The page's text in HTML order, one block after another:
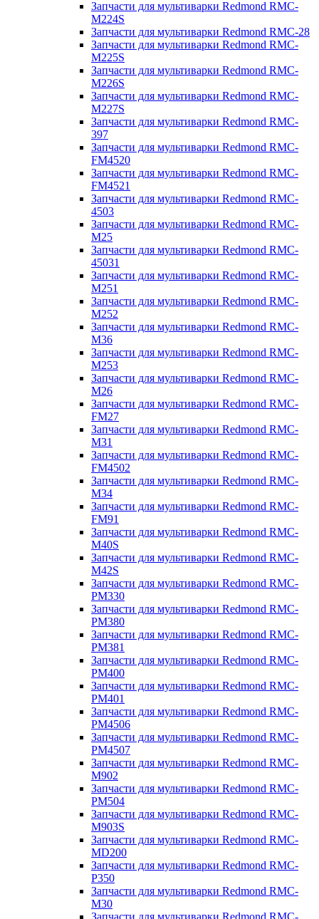
Запчасти для мультиварки Redmond RMC-
M224S
Запчасти для мультиварки Redmond RMC-28
Запчасти для мультиварки Redmond RMC-
M225S
Запчасти для мультиварки Redmond RMC-
M226S
Запчасти для мультиварки Redmond RMC-
M227S
Запчасти для мультиварки Redmond RMC-
397
Запчасти для мультиварки Redmond RMC-
FM4520
Запчасти для мультиварки Redmond RMC-
FM4521
Запчасти для мультиварки Redmond RMC-
4503
Запчасти для мультиварки Redmond RMC-
M25
Запчасти для мультиварки Redmond RMC-
45031
Запчасти для мультиварки Redmond RMC-
M251
Запчасти для мультиварки Redmond RMC-
M252
Запчасти для мультиварки Redmond RMC-
M36
Запчасти для мультиварки Redmond RMC-
M253
Запчасти для мультиварки Redmond RMC-
M26
Запчасти для мультиварки Redmond RMC-
FM27
Запчасти для мультиварки Redmond RMC-
M31
Запчасти для мультиварки Redmond RMC-
FM4502
Запчасти для мультиварки Redmond RMC-
M34
Запчасти для мультиварки Redmond RMC-
FM91
Запчасти для мультиварки Redmond RMC-
M40S
Запчасти для мультиварки Redmond RMC-
M42S
Запчасти для мультиварки Redmond RMC-
PM330
Запчасти для мультиварки Redmond RMC-
PM380
Запчасти для мультиварки Redmond RMC-
PM381
Запчасти для мультиварки Redmond RMC-
PM400
Запчасти для мультиварки Redmond RMC-
PM401
Запчасти для мультиварки Redmond RMC-
PM4506
Запчасти для мультиварки Redmond RMC-
PM4507
Запчасти для мультиварки Redmond RMC-
M902
Запчасти для мультиварки Redmond RMC-
PM504
Запчасти для мультиварки Redmond RMC-
M903S
Запчасти для мультиварки Redmond RMC-
MD200
Запчасти для мультиварки Redmond RMC-
P350
Запчасти для мультиварки Redmond RMC-
M30
Запчасти для мультиварки Redmond RMC-